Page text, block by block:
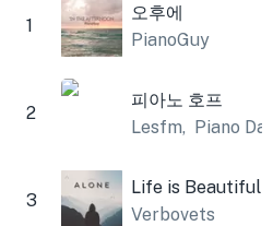
1
오후에
PianoGuy
2
피아노 호프
Lesfm, Piano Date
3
Life is Beautiful
Verbovets